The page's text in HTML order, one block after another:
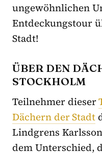
ungewöhnlichen
Entdeckungstour
Stadt!
ÜBER DEN
STOCKHOLM
Teilnehmer dieser
Dächern der Stadt
Lindgrens
dem Unterschied,